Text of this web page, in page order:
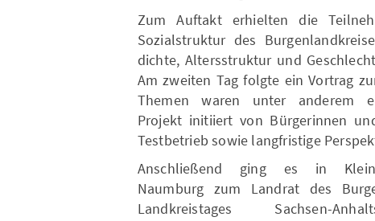
Zum Auftakt erhielten die
Sozialstruktur des
dichte, Altersstruktur und
Am zweiten Tag folgte ein Vortrag
Themen waren unter anderem
Projekt initiiert von Bürgerinnen
Testbetrieb sowie langfristige
Anschließend ging es in
Naumburg zum Landrat des
Landkreistages